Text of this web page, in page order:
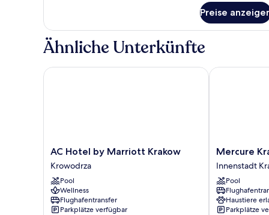
Preise
Ähnliche Unterkünfte
AC
Hotel
by
Marriott
Krakow
Krowodrza
AC Hotel by Marriott Krakow
Krowodrza
Pool
Wellness
Flughafentransfer
Parkplätze verfügbar
AC Hotel by Marriott Krakow
Mercure
Krakow
Fabryczna
City
Innenstadt
Krakau
Mercure
Innenstadt
Pool
Haustiere
Parkplätze
Mercure